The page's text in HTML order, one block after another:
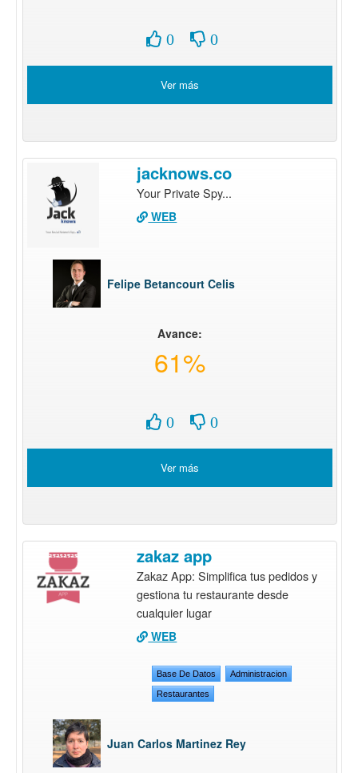
0 0
Ver más
jacknows.co
Your Private Spy...
WEB
Felipe Betancourt Celis
Avance:
61%
0 0
Ver más
zakaz app
Zakaz App: Simplifica tus pedidos y
gestiona tu restaurante desde
cualquier lugar
WEB
Base De Datos Administracion
Restaurantes
Juan Carlos Martinez Rey